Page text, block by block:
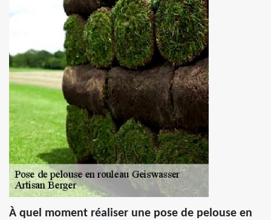
À quel moment réaliser une pose de pelouse en